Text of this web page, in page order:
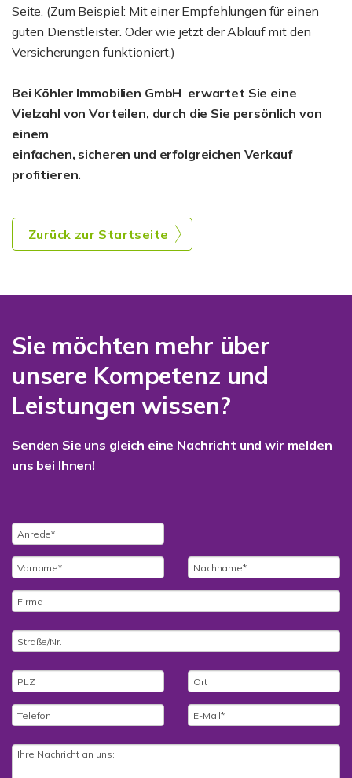
Seite. (Zum Beispiel: Mit einer Empfehlungen für einen
guten Dienstleister. Oder wie jetzt der Ablauf mit den
Versicherungen funktioniert.)
Bei Köhler Immobilien GmbH erwartet Sie eine
Vielzahl von Vorteilen, durch die Sie persönlich von
einem
einfachen, sicheren und erfolgreichen Verkauf
profitieren.
Zurück zur Startseite
Sie möchten mehr über
unsere Kompetenz und
Leistungen wissen?
Senden Sie uns gleich eine Nachricht und wir melden
uns bei Ihnen!